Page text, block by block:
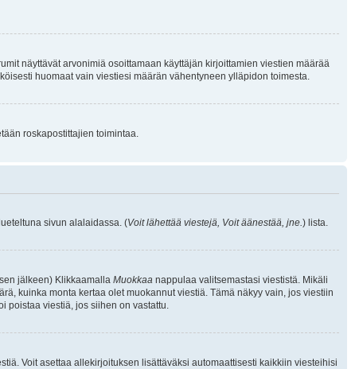
näyttävät arvonimiä osoittamaan käyttäjän kirjoittamien viestien määrää
huomaat vain viestiesi määrän vähentyneen ylläpidon toimesta.
roskapostittajien toimintaa.
sivun alalaidassa. (Voit lähettää viestejä, Voit äänestää, jne.) lista.
jälkeen) Klikkaamalla Muokkaa nappulaa valitsemastasi viestistä. Mikäli
kuinka monta kertaa olet muokannut viestiä. Tämä näkyy vain, jos viestiin
poistaa viestiä, jos siihen on vastattu.
Voit asettaa allekirjoituksen lisättäväksi automaattisesti kaikkiin viesteihisi